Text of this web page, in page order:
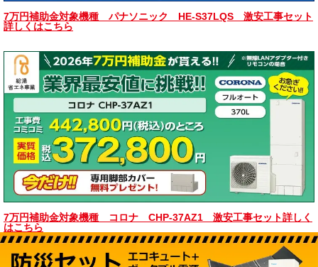
7万円補助金対象機種 パナソニック HE-S37LQS 激安工事セット
詳しくはこちら
7万円補助金対象機種 コロナ CHP-37AZ1 激安工事セット詳しく
はこちら